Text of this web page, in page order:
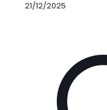
21/12/2025